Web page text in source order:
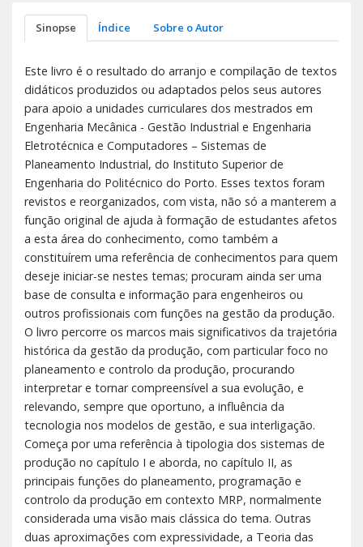
Sinopse Índice Sobre o Autor
Este livro é o resultado do arranjo e compilação de textos
didáticos produzidos ou adaptados pelos seus autores
para apoio a unidades curriculares dos mestrados em
Engenharia Mecânica - Gestão Industrial e Engenharia
Eletrotécnica e Computadores – Sistemas de
Planeamento Industrial, do Instituto Superior de
Engenharia do Politécnico do Porto. Esses textos foram
revistos e reorganizados, com vista, não só a manterem a
função original de ajuda à formação de estudantes afetos
a esta área do conhecimento, como também a
constituírem uma referência de conhecimentos para quem
deseje iniciar-se nestes temas; procuram ainda ser uma
base de consulta e informação para engenheiros ou
outros profissionais com funções na gestão da produção.
O livro percorre os marcos mais significativos da trajetória
histórica da gestão da produção, com particular foco no
planeamento e controlo da produção, procurando
interpretar e tornar compreensível a sua evolução, e
relevando, sempre que oportuno, a influência da
tecnologia nos modelos de gestão, e sua interligação.
Começa por uma referência à tipologia dos sistemas de
produção no capítulo I e aborda, no capítulo II, as
principais funções do planeamento, programação e
controlo da produção em contexto MRP, normalmente
considerada uma visão mais clássica do tema. Outras
duas aproximações com expressividade, a Teoria das